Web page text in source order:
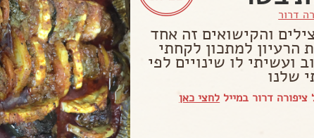
דרור
והקישואים זה אחד
הרעיון למתכון לקחתי
ועשיתי לו שינויים לפי
שלנו
דרור במייל לחצי כאן